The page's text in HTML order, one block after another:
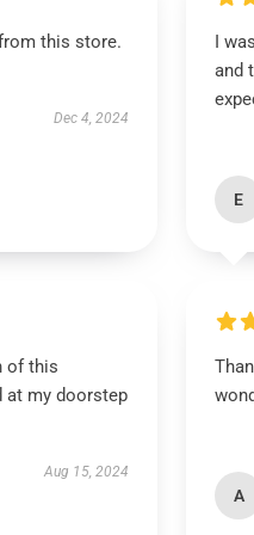
this store.
Dec 4, 2024
I
and
E
of this
at my doorstep
Aug 15, 2024
A